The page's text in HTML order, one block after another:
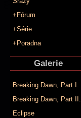
+Fórum
+Série
+Poradna
Galerie
Breaking Dawn, Part I.
Breaking Dawn, Part II.
Eclipse